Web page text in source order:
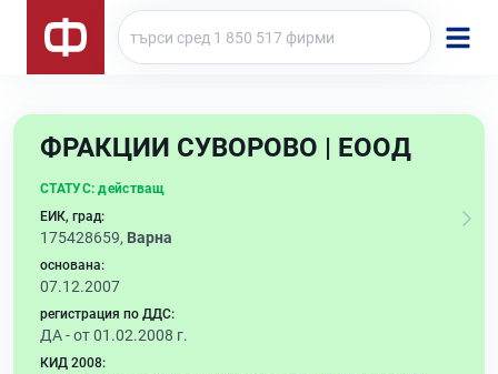
ФРАКЦИИ СУВОРОВО | ЕООД
СТАТУС: действащ
ЕИК, град:
175428659, Варна
основана:
07.12.2007
регистрация по ДДС:
ДА - от 01.02.2008 г.
КИД 2008: